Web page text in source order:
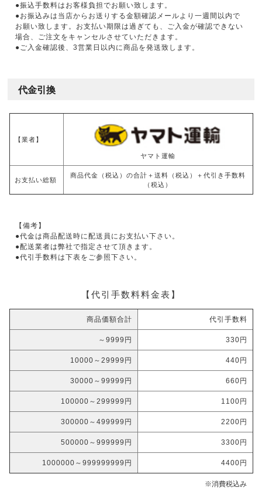
●振込手数料はお客様負担でお願い致します。
●お振込みは当店からお送りする金額確認メールより一週間以内で
お願い致します。お支払い期限は過ぎても、ご入金が確認できない
場合、ご注文をキャンセルさせていただきます。
●ご入金確認後、3営業日以内に商品を発送致します。
代金引換
【業者】
ヤマト運輸
お支払い総額
商品代金（税込）の合計＋送料（税込）＋代引き手数料
（税込）
【備考】
●代金は商品配送時に配送員にお支払い下さい。
●配送業者は弊社で指定させて頂きます。
●代引手数料は下表をご参照下さい。
【代引手数料料金表】
商品価額合計 代引手数料
～9999円 330円
10000～29999円 440円
30000～99999円 660円
100000～299999円 1100円
300000～499999円 2200円
500000～999999円 3300円
1000000～999999999円 4400円
※消費税込み